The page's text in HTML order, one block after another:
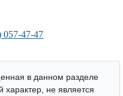
057-47-47
в данном разделе
характер, не является